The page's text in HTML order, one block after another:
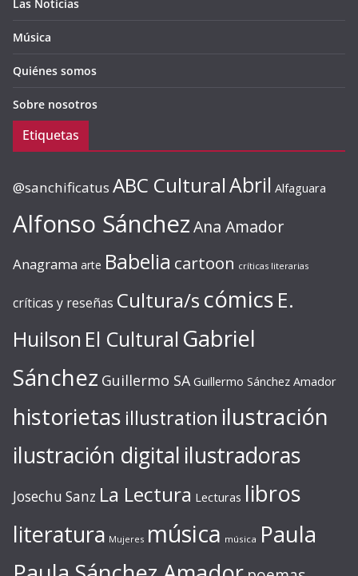
Las Noticias
Música
Quiénes somos
Sobre nosotros
Etiquetas
@sanchificatus ABC CulturalAbril Alfaguara
Alfonso SánchezAna Amador
Anagrama arte Babelia cartoon críticas literarias
críticas y reseñas Cultura/s cómics E.
Huilson El Cultural Gabriel
Sánchez Guillermo SA Guillermo Sánchez Amador
historietas illustration ilustración
ilustración digital ilustradoras
Josechu Sanz La Lectura Lecturas libros
literatura Mujeres música música Paula